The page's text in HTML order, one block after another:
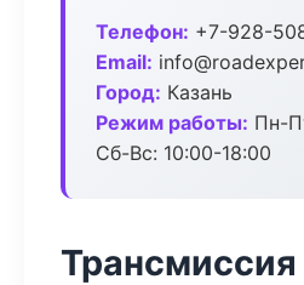
Телефон: +7-928-
Email:
Город: Казань
Режим работы: Пн-
Сб-Вс: 10:00-18:00
Трансмиссия